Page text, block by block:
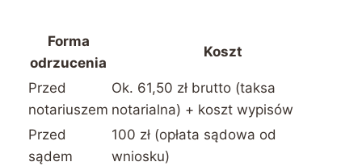
Forma
odrzucenia
Koszt
Przed
notariuszem
Ok. 61,50 zł brutto (taksa
notarialna) + koszt wypisów
Przed
sądem
100 zł (opłata sądowa od
wniosku)